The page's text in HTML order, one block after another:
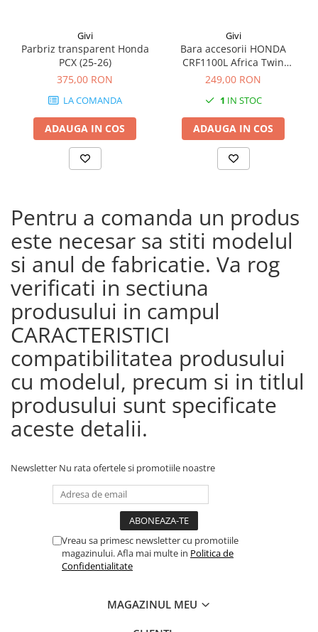
Givi
Parbriz transparent Honda
PCX (25-26)
375,00 RON
LA COMANDA
ADAUGA IN COS
Givi
Bara accesorii HONDA
CRF1100L Africa Twin
Adventure Sports (20 - 23)
Adventure Sports (24)
CRF1100L AFRICA TWIN (24)
CRF1100L Africa Twin (20 -
23)
249,00 RON
1 IN STOC
ADAUGA IN COS
Pentru a comanda un produs
este necesar sa stiti modelul
si anul de fabricatie. Va rog
verificati in sectiuna
produsului in campul
CARACTERISTICI
compatibilitatea produsului
cu modelul, precum si in titlul
produsului sunt specificate
aceste detalii.
Newsletter Nu rata ofertele si promotiile noastre
Vreau sa primesc newsletter cu promotiile
magazinului. Afla mai multe in Politica de
Confidentialitate
MAGAZINUL MEU